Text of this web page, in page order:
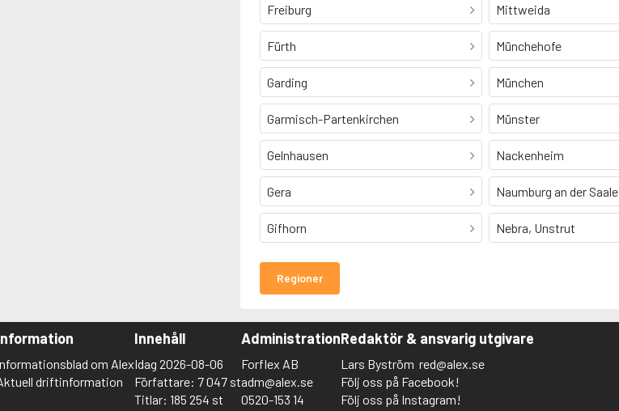
Freiburg
Fürth
Garding
Garmisch-Partenkirchen
Gelnhausen
Gera
Gifhorn
Mittweida
Münchehofe
München
Münster
Nackenheim
Naumburg an der Saale
Nebra, Unstrut
Regioner
om Alex
driftinformation
Innehåll
Idag 2026-08-06
Författare: 7 047 st
Titlar: 185 254 st
Administration
Forflex AB
adm@alex.se
0520-153 14
Redaktör & ansvarig utgivare
Lars Byström red@alex.se
Följ oss på Facebook!
Följ oss på Instagram!